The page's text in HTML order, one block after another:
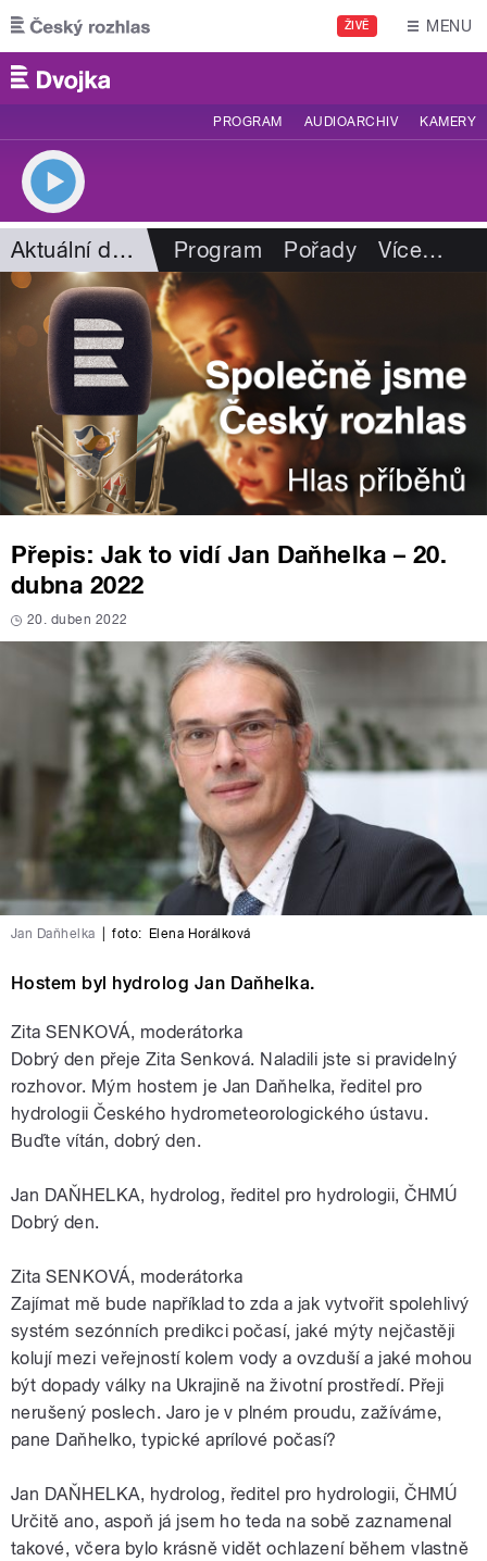
Přejít k hlavnímu obsahu
ŽIVĚ MENU
PROGRAM AUDIOARCHIV KAMERY
Aktuální dění Program Pořady Více…
Přepis: Jak to vidí Jan Daňhelka – 20.
dubna 2022
20. duben 2022
Jan Daňhelka foto: Elena Horálková
Hostem byl hydrolog Jan Daňhelka.
Zita SENKOVÁ, moderátorka
Dobrý den přeje Zita Senková. Naladili jste si pravidelný
rozhovor. Mým hostem je Jan Daňhelka, ředitel pro
hydrologii Českého hydrometeorologického ústavu.
Buďte vítán, dobrý den.
Jan DAŇHELKA, hydrolog, ředitel pro hydrologii, ČHMÚ
Dobrý den.
Zita SENKOVÁ, moderátorka
Zajímat mě bude například to zda a jak vytvořit spolehlivý
systém sezónních predikci počasí, jaké mýty nejčastěji
kolují mezi veřejností kolem vody a ovzduší a jaké mohou
být dopady války na Ukrajině na životní prostředí. Přeji
nerušený poslech. Jaro je v plném proudu, zažíváme,
pane Daňhelko, typické aprílové počasí?
Jan DAŇHELKA, hydrolog, ředitel pro hydrologii, ČHMÚ
Určitě ano, aspoň já jsem ho teda na sobě zaznamenal
takové, včera bylo krásně vidět ochlazení během vlastně